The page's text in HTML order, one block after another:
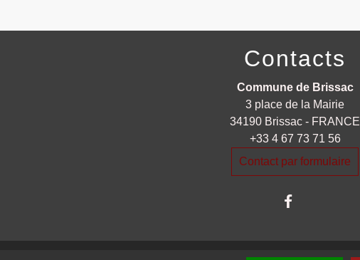
Contacts
Commune de Brissac
3 place de la Mairie
34190 Brissac - FRANCE
+33 4 67 73 71 56
Contact par formulaire